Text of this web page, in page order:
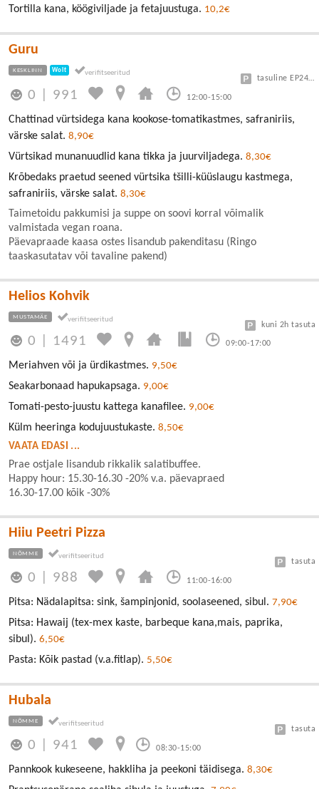
Tortilla kana, köögiviljade ja fetajuustuga. 10,2€
Guru
KESKLINN Wolt
0 991 12:00-15:00
tasuline EP24 või Vanalinn
Chattinad vürtsidega kana kookose-tomatikastmes, safraniriis,
värske salat. 8,90€
Vürtsikad munanuudlid kana tikka ja juurviljadega. 8,30€
Krõbedaks praetud seened vürtsika tšilli-küüslaugu kastmega,
safraniriis, värske salat. 8,30€
Taimetoidu pakkumisi ja suppe on soovi korral võimalik
valmistada vegan roana.
Päevapraade kaasa ostes lisandub pakenditasu (Ringo
taaskasutatav või tavaline pakend)
Helios Kohvik
MUSTAMÄE
0 1491 09:00-17:00
kuni 2h tasuta
Meriahven või ja ürdikastmes. 9,50€
Seakarbonaad hapukapsaga. 9,00€
Tomati-pesto-juustu kattega kanafilee. 9,00€
Külm heeringa kodujuustukaste. 8,50€
VAATA EDASI ...
Prae ostjale lisandub rikkalik salatibuffee.
Happy hour: 15.30-16.30 -20% v.a. päevapraed
16.30-17.00 kõik -30%
Hiiu Peetri Pizza
NÕMME
0 988 11:00-16:00
tasuta
Pitsa: Nädalapitsa: sink, šampinjonid, soolaseened, sibul. 7,90€
Pitsa: Hawaij (tex-mex kaste, barbeque kana,mais, paprika,
sibul). 6,50€
Pasta: Kõik pastad (v.a.fitlap). 5,50€
Hubala
NÕMME
0 941 08:30-15:00
tasuta
Pannkook kukeseene, hakkliha ja peekoni täidisega. 8,30€